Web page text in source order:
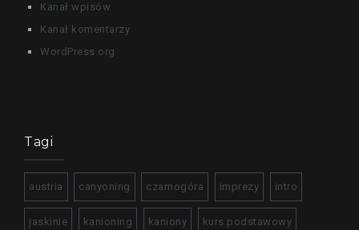
Kanał wpisów
Kanał komentarzy
WordPress.org
Tagi
austria canyoning czarnogóra imprezy intro
jaskinie kanioning kaniony kurs podstawowy